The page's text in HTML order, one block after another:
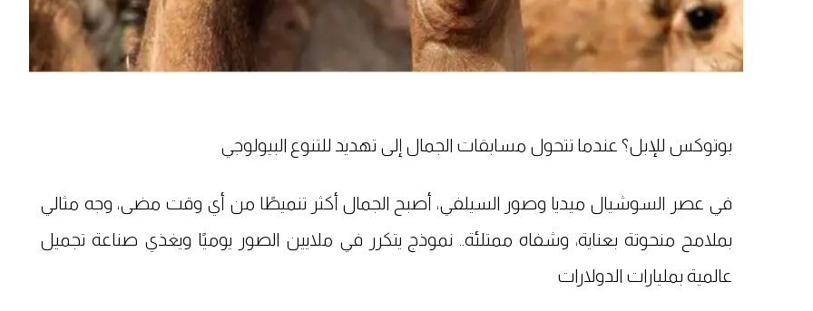
بوتوكس للإبل؟ عندما تتحول مسابقات الجمال إلى تهديد للتنوع البيولوجي
في عصر السوشيال ميديا وصور السيلفي، أصبح الجمال أكثر تنميطًا من أي وقت مضى، وجه مثالي
بملامح منحوتة بعناية، وشفاه ممتلئة.. نموذج يتكرر في ملايين الصور يوميًا ويغذي صناعة تجميل
عالمية بمليارات الدولارات